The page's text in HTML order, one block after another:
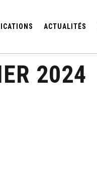
ACTUALITÉS
2024